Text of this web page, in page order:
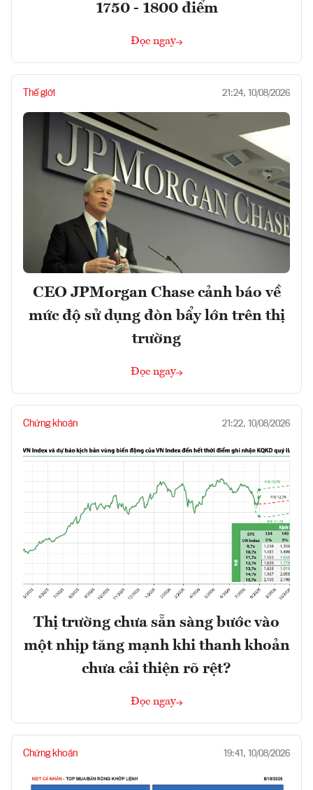
1750 - 1800 điểm
Đọc ngay
Thế giới 21:24, 10/08/2026
CEO JPMorgan Chase cảnh báo về
mức độ sử dụng đòn bẩy lớn trên thị
trường
Đọc ngay
Chứng khoán 21:22, 10/08/2026
Thị trường chưa sẵn sàng bước vào
một nhịp tăng mạnh khi thanh khoản
chưa cải thiện rõ rệt?
Đọc ngay
Chứng khoán 19:41, 10/08/2026